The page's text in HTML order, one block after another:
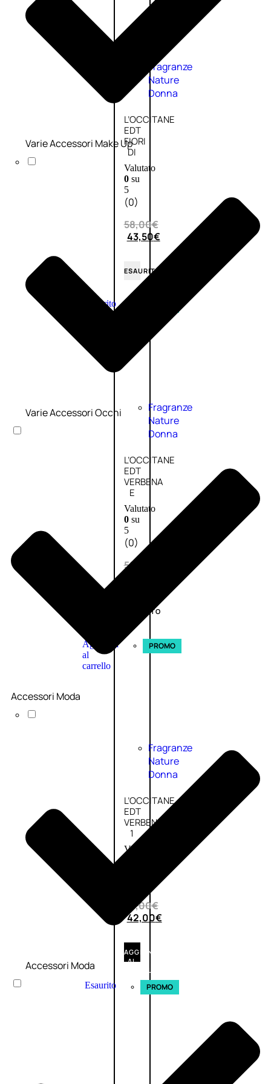
Fragranze
Nature
Donna
L’OCCITANE
EDT
FIORI
DI
Valutato
0su
5
(0)
58,00€
43,50€
ESAURITO
Esaurito
Fragranze
Nature
Donna
L’OCCITANE
EDT
VERBENA
E
Valutato
0su
5
(0)
58,00
ESAURITO
Aggiungi
al
carrello
PROMO
Fragranze
Nature
Donna
L’OCCITANE
EDT
VERBENA
1
Valutato
56,00€
42,00€
AGGIUNGI
AL
CARRELLO
Esaurito PROMO
Varie Accessori Make Up
Varie Accessori Occhi
Accessori Moda
Accessori Moda